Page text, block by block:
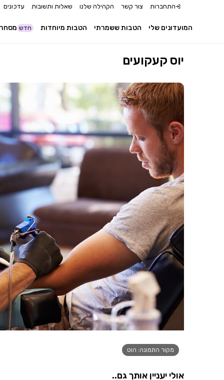
התחברות צור קשר הקהילה שלנו שאלות ותשובות עדכונים
חדש הטבות מיוחדות הטבות ששמרתי המועדונים שלי
יוס קעקועים
מקור התמונה: הוט
אולי יעניין אותך גם..